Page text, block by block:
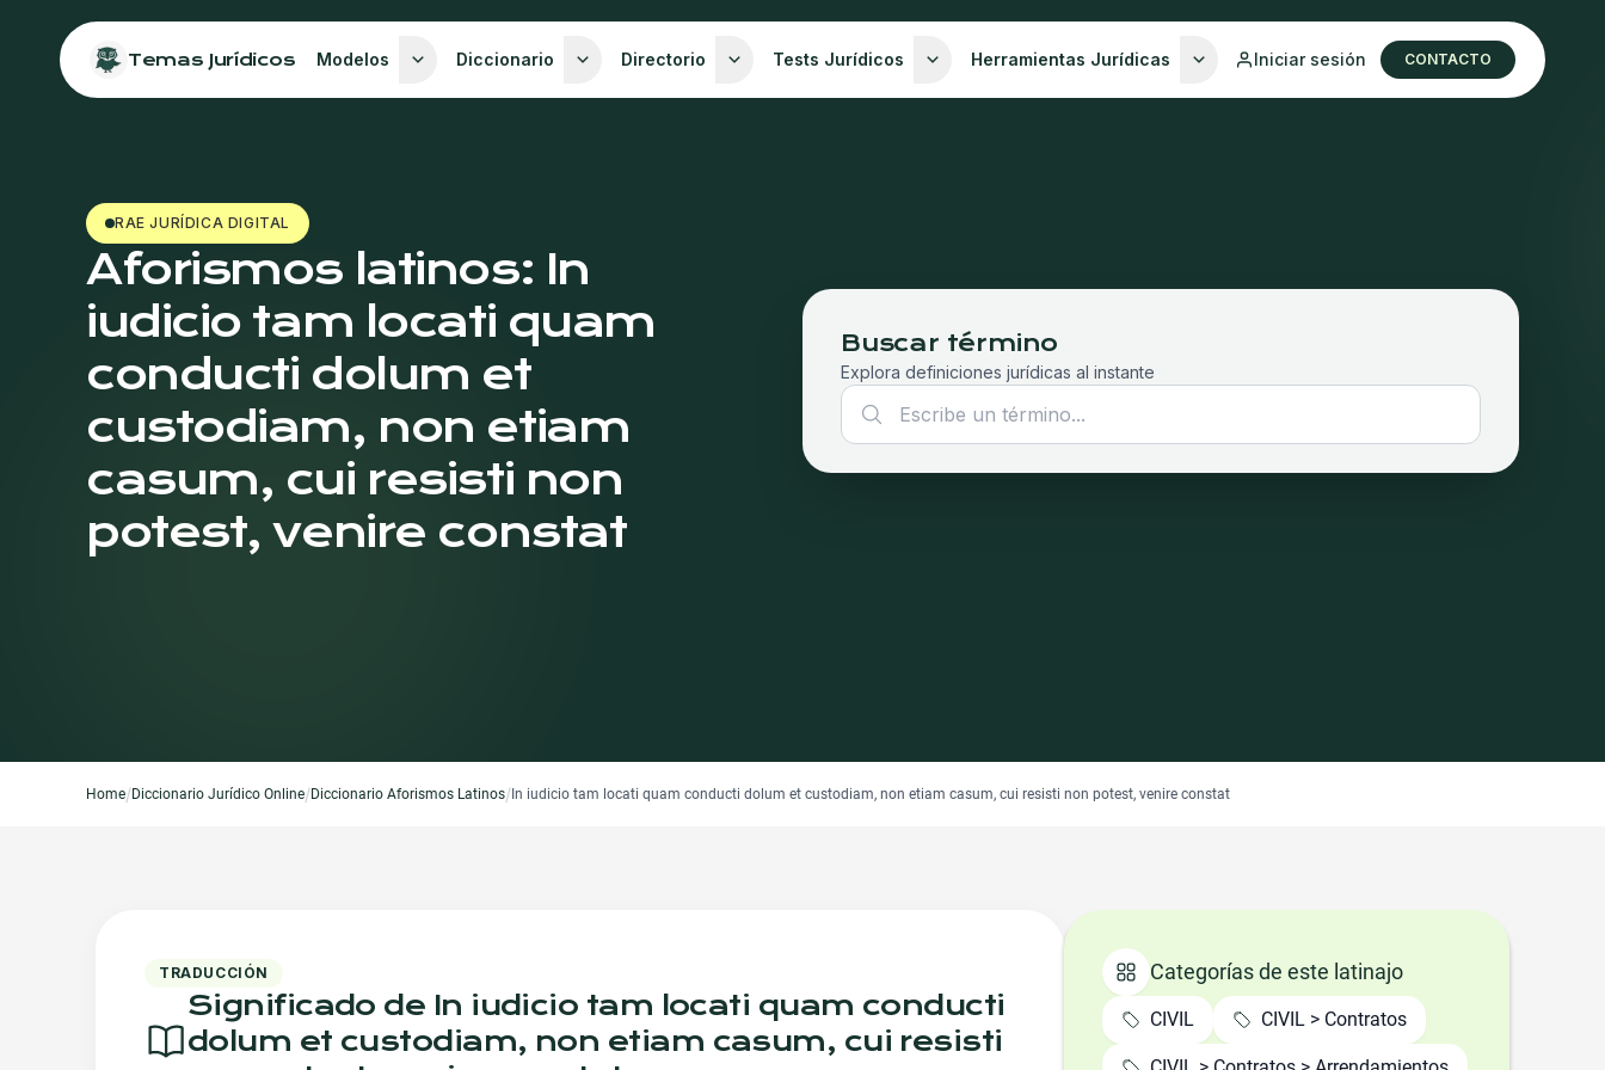
Temas Jurídicos Modelos Diccionario Directorio Tests Jurídicos Herramientas Jurídicas Iniciar sesión CONTACTO
RAE JURÍDICA DIGITAL
Aforismos latinos: In
iudicio tam locati quam
conducti dolum et
custodiam, non etiam
casum, cui resisti non
potest, venire constat
Buscar término
Explora definiciones jurídicas al instante
Home/Diccionario Jurídico Online/Diccionario Aforismos Latinos/ In iudicio tam locati quam conducti dolum et custodiam, non etiam casum, cui resisti non potest, venire constat
TRADUCCIÓN
Significado de In iudicio tam locati quam conducti
dolum et custodiam, non etiam casum, cui resisti
Categorías de este latinajo
CIVIL CIVIL > Contratos